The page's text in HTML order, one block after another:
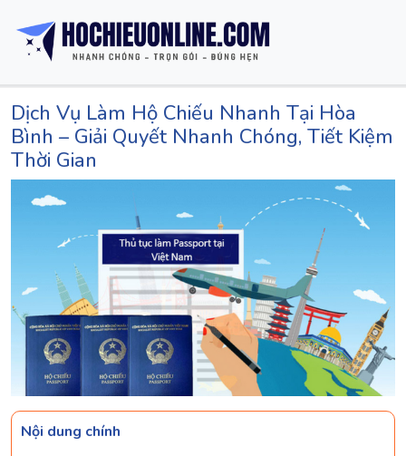
Dịch Vụ Làm Hộ Chiếu Nhanh Tại Hòa
Bình – Giải Quyết Nhanh Chóng, Tiết Kiệm
Thời Gian
Nội dung chính